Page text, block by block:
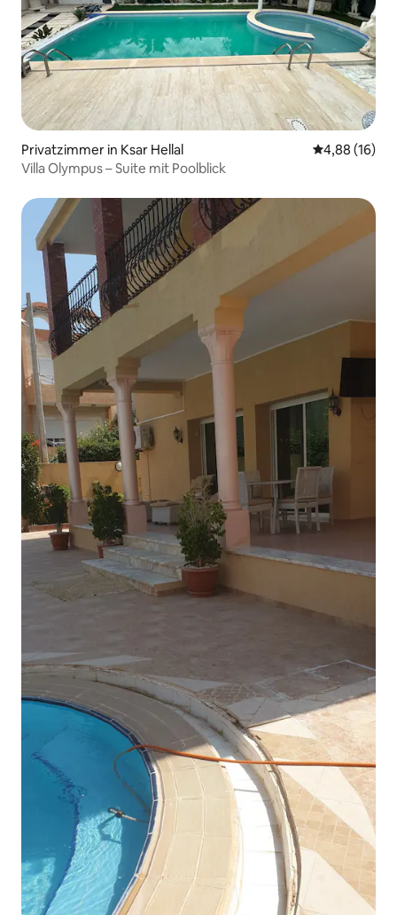
Privatzimmer in Ksar Hellal
4,88 (16)
Villa Olympus – Suite mit Poolblick